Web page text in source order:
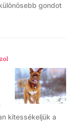
gondot
kitessékeljük a